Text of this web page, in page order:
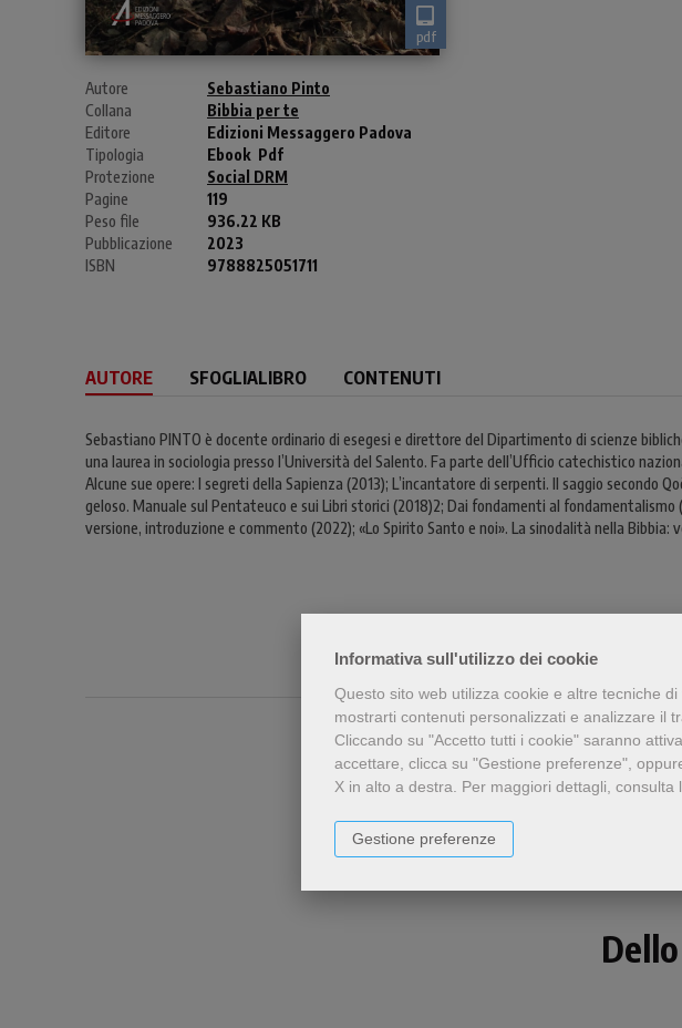
Informativa sull'utilizzo dei cookie
Questo sito web utilizza cookie e altre tecniche
mostrarti contenuti personalizzati e analizzare il
Cliccando su "Accetto tutti i cookie" saranno
accettare, clicca su "Gestione preferenze",
X in alto a destra. Per maggiori dettagli, consulta
Gestione preferenze
pdf
Autore
Sebastiano Pinto
Collana
Bibbia per te
Editore
Edizioni Messaggero Padova
Tipologia
Ebook Pdf
Protezione
Social DRM
Pagine
119
Peso file
936.22 KB
Pubblicazione
2023
ISBN
9788825051711
AUTORE SFOGLIALIBRO CONTENUTI
Sebastiano PINTO è docente ordinario di esegesi e direttore del Dipartimento di scienze
una laurea in sociologia presso l’Università del Salento. Fa parte dell’Ufficio catechistico
Alcune sue opere: I segreti della Sapienza (2013); L’incantatore di serpenti. Il saggio secondo
geloso. Manuale sul Pentateuco e sui Libri storici (2018)2; Dai fondamenti al
versione, introduzione e commento (2022); «Lo Spirito Santo e noi». La sinodalità nella Bibbia: